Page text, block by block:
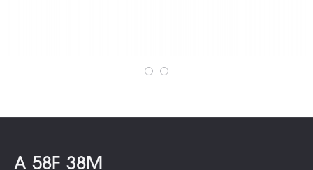
A 58F 38M